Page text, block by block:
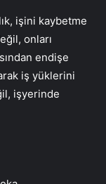
işini kaybetme
onları
endişe
iş yüklerini
işyerinde